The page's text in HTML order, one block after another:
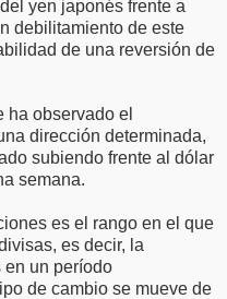
yen japonés frente a
debilitamiento de este
de una reversión de
ha observado el
dirección determinada,
subiendo frente al dólar
semana.
es el rango en el que
es decir, la
en un período
de cambio se mueve de